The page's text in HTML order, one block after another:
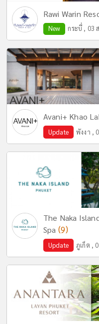
Rawi Warin
New กระบี่ , 03
Avani+ Khao
Update พังงา ,
The Naka
Spa (9)
Update ภูเก็ต ,